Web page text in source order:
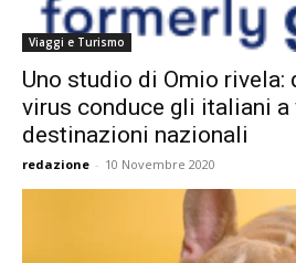
Viaggi e Turismo
Uno studio di Omio rivela:
virus conduce gli italiani a
destinazioni nazionali
redazione - 10 Novembre 2020